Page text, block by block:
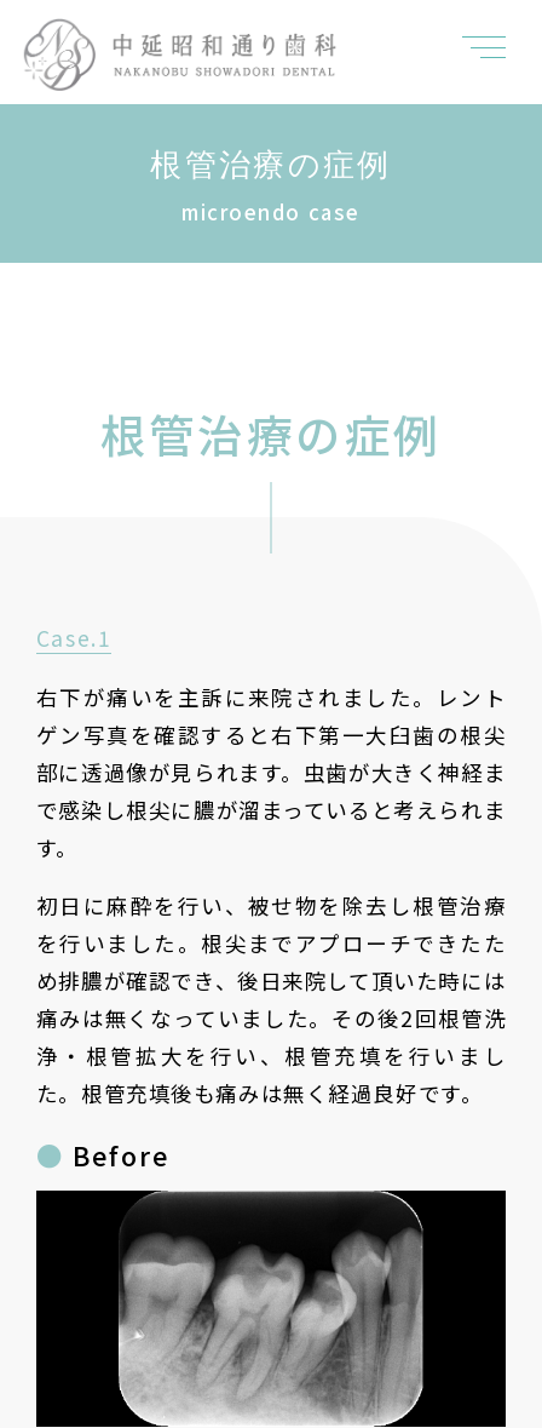
根管治療の症例
microendo case
根管治療の症例
Case.1
右下が痛いを主訴に来院されました。レント
ゲン写真を確認すると右下第一大臼歯の根尖
部に透過像が見られます。虫歯が大きく神経ま
で感染し根尖に膿が溜まっていると考えられま
す。
初日に麻酔を行い、被せ物を除去し根管治療
を行いました。根尖までアプローチできたた
め排膿が確認でき、後日来院して頂いた時には
痛みは無くなっていました。その後2回根管洗
浄・根管拡大を行い、根管充填を行いまし
た。根管充填後も痛みは無く経過良好です。
Before